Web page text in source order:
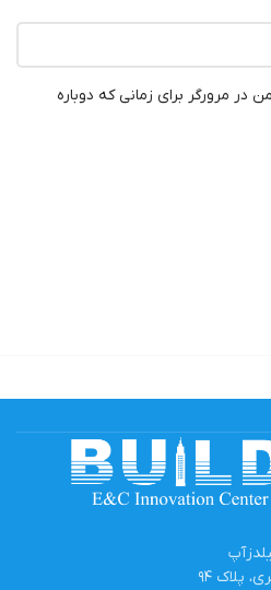
در مرورگر برای زمانی که دوباره
پلاک ۹۴